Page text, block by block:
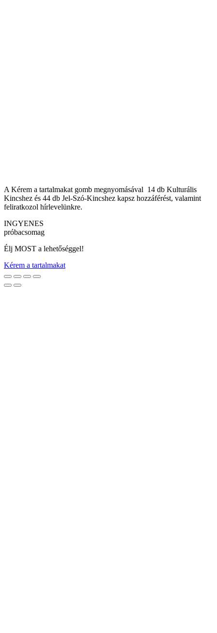
A Kérem a tartalmakat gomb megnyomásával 14 db Kulturális
Kincshez és 44 db Jel-Szó-Kincshez kapsz hozzáférést, valamint
feliratkozol hírlevelünkre.
INGYENES
próbacsomag
Élj MOST a lehetőséggel!
Kérem a tartalmakat